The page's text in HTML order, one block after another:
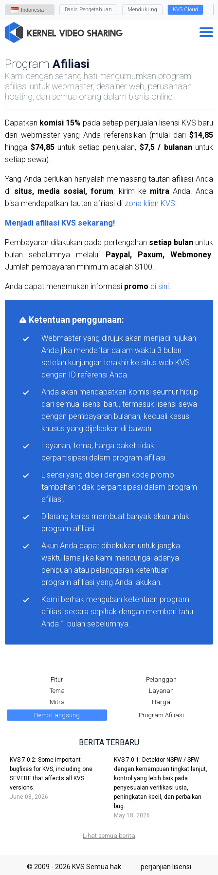
Indonesia Basis Pengetahuan Mendukung KVS Cloud
Program Afiliasi
Kami dengan senang hati mengumumkan program
afiliasi untuk webmaster, desainer web, perusahaan
hosting, dan semua orang dalam bisnis online.
Dapatkan komisi 15% pada setiap penjualan lisensi KVS baru
dari webmaster yang Anda referensikan (mulai dari $14,85
hingga $74,85untuk setiap penjualan, $7,5 / bulananuntuk
setiap sewa).
Yang Anda perlukan hanyalah memasang tautan afiliasi Anda
di situs, media sosial, forum; kirim ke mitraAnda. Anda
bisa mendapatkan tautan afiliasi di zona klien KVS.
Menjadi afiliasi KVS sekarang!
Pembayaran dilakukan pada pertengahan setiap bulanuntuk
bulan sebelumnya melalui Paypal, Paxum, Webmoney.
Jumlah pembayaran minimum adalah $100.
Anda dapat menemukan informasi promo di sini.
Ketentuan penggunaan:
Webmaster yang dirujuk akan menjadi rujukan
Anda jika mendaftar dalam waktu 3 bulan
setelah kunjungan terakhir ke situs web KVS
dengan ID referensi Anda.
Anda akan mendapatkan komisi seumur hidup
dari semua lisensi baru, termasuk lisensi sewa
dengan pembayaran bulanan, kecuali kasus
khusus yang dijelaskan di bawah.
Layanan, tema, harga paket tidak
berpartisipasi dalam program afiliasi.
Lisensi yang dibeli dengan kode promo
tambahan tidak berpartisipasi dalam program
afiliasi.
Dilarang keras membuat banyak akun untuk
program afiliasi.
Akun Anda dapat dibekukan untuk jangka
waktu lama jika kami mencurigai adanya
penipuan atau pelanggaran ketentuan
program afiliasi yang Anda lakukan.
Kami berhak mengubah ketentuan program
afiliasi secara sepihak dengan memberi tahu
Anda 1 bulan sebelumnya.
Fitur
Pelanggan
Tema
Layanan
Mitra
Harga
Demo Langsung
Program Afiliasi
BERITA TERBARU
KVS 7.0.2: Some important
bugfixes for KVS, including one
SEVERE that affects all KVS
versions.
June 08, 2026
KVS 7.0.1: Detektor NSFW / SFW
dengan kemampuan tingkat lanjut,
kontrol yang lebih baik pada
penyesuaian verifikasi usia,
peningkatan kecil, dan perbaikan
bug.
May 18, 2026
Lihat semua berita
© 2009 - 2026 KVS Semua hak perjanjian lisensi